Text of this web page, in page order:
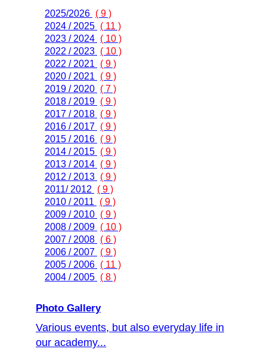
2025/2026 ( 9 )
2024 / 2025 ( 11 )
2023 / 2024 ( 10 )
2022 / 2023 ( 10 )
2022 / 2021
( 9 )
2020 / 2021
( 9 )
2019 / 2020 ( 7 )
2018 / 2019 ( 9 )
2017 / 2018 ( 9 )
2016 / 2017 ( 9 )
2015 / 2016 ( 9 )
2014 / 2015 ( 9 )
2013 / 2014 ( 9 )
2012 / 2013 ( 9 )
2011/ 2012
( 9 )
2010 / 2011
( 9 )
2009 / 2010 ( 9 )
2008 / 2009 ( 10 )
2007 / 2008 ( 6 )
2006 / 2007 ( 9 )
2005 / 2006 ( 11 )
2004 / 2005 ( 8 )
Photo Gallery
Various events, but also everyday life in
our academy...